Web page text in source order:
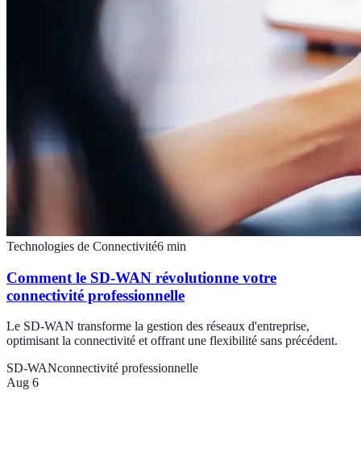
Technologies de Connectivité6 min
Comment le SD-WAN révolutionne votre
connectivité professionnelle
Le SD-WAN transforme la gestion des réseaux d'entreprise,
optimisant la connectivité et offrant une flexibilité sans précédent.
SD-WANconnectivité professionnelle
Aug 6